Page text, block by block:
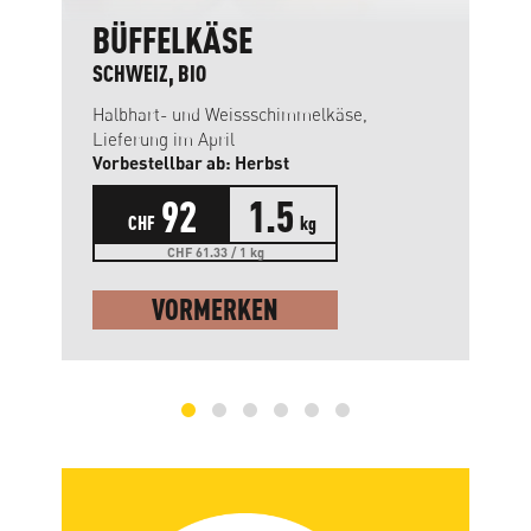
BÜFFELKÄSE
SCHWEIZ, BIO
Halbhart- und Weissschimmelkäse,
Lieferung im April
Vorbestellbar ab: Herbst
CHF 92 1.5 kg
CHF 61.33 / 1 kg
VORMERKEN